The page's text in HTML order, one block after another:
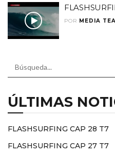
POR MEDIA
ÚLTIMAS
FLASHSURFING CAP 28 T7
FLASHSURFING CAP 27 T7